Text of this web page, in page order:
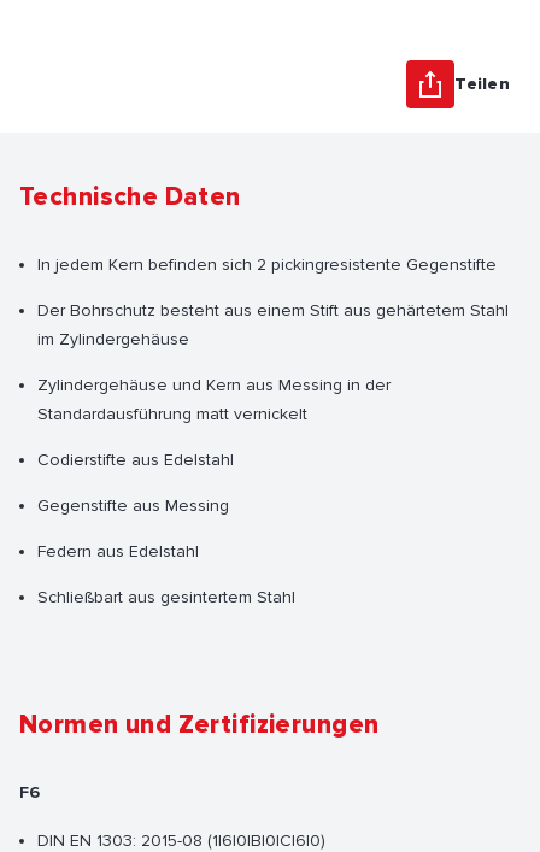
Teilen
Technische Daten
In jedem Kern befinden sich 2 pickingresistente Gegenstifte
Der Bohrschutz besteht aus einem Stift aus gehärtetem Stahl
im Zylindergehäuse
Zylindergehäuse und Kern aus Messing in der
Standardausführung matt vernickelt
Codierstifte aus Edelstahl
Gegenstifte aus Messing
Federn aus Edelstahl
Schließbart aus gesintertem Stahl
Normen und Zertifizierungen
F6
DIN EN 1303: 2015-08 (1|6|0|B|0|C|6|0)